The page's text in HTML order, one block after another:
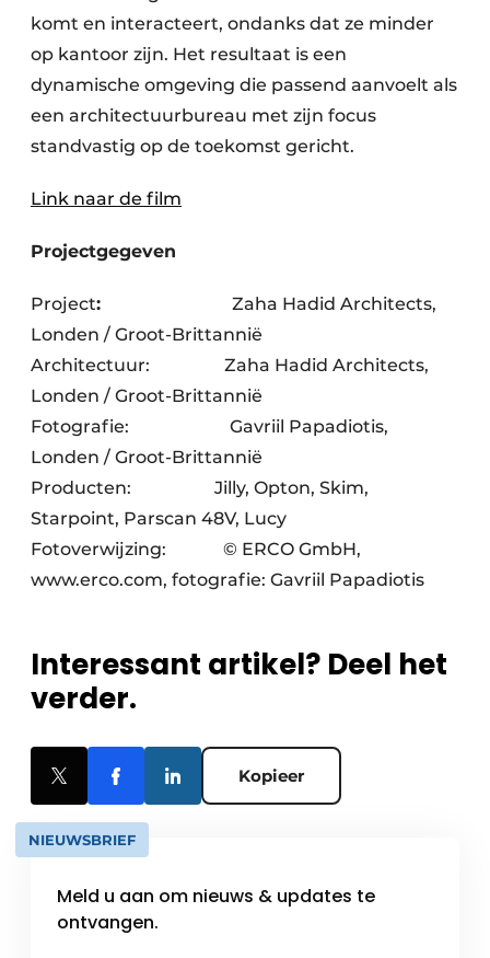
komt en interacteert, ondanks dat ze minder
op kantoor zijn. Het resultaat is een
dynamische omgeving die passend aanvoelt als
een architectuurbureau met zijn focus
standvastig op de toekomst gericht.
Link naar de film
Projectgegeven
Project: Zaha Hadid Architects,
Londen / Groot-Brittannië
Architectuur: Zaha Hadid Architects,
Londen / Groot-Brittannië
Fotografie:
Gavriil Papadiotis,
Londen / Groot-Brittannië
Producten: Jilly, Opton, Skim,
Starpoint, Parscan 48V, Lucy
Fotoverwijzing: © ERCO GmbH,
www.erco.com, fotografie: Gavriil Papadiotis
Interessant artikel? Deel het
verder.
Kopieer
NIEUWSBRIEF
Meld u aan om nieuws & updates te
ontvangen.